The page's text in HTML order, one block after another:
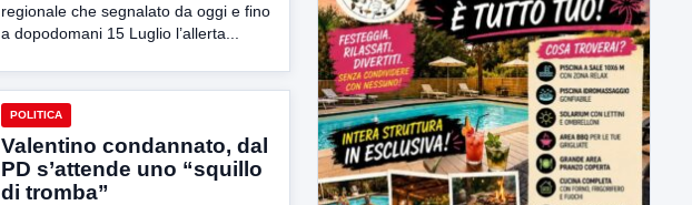
regionale che segnalato da oggi e fino
a dopodomani 15 Luglio l’allerta...
POLITICA
Valentino condannato, dal
PD s’attende uno “squillo
di tromba”